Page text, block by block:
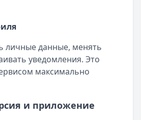
личные данные, менять
уведомления. Это
максимально
и приложение